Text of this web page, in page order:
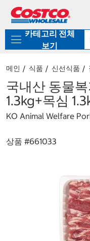
로
기
가
카테고리 전체
보기
메인 식품 신선식품
국내산 동물
1.3kg+목심
KO Animal Welfare
상품 #661033